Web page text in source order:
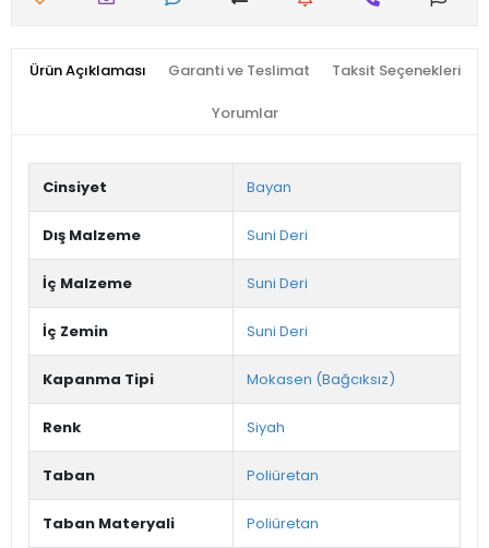
Ürün Açıklaması Garanti ve Teslimat Taksit Seçenekleri
Yorumlar
Cinsiyet Bayan
Dış Malzeme Suni Deri
İç Malzeme Suni Deri
İç Zemin Suni Deri
Kapanma Tipi Mokasen (Bağcıksız)
Renk Siyah
Taban Poliüretan
Taban Materyali Poliüretan